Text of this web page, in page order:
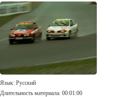
Язык: Русский
Длительность материала: 00:01:00